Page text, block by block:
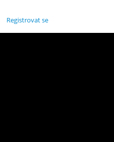
Registrovat se